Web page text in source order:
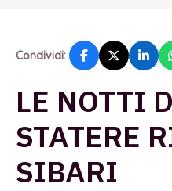
Condividi:
LE NOTTI
STATERE
SIBARI